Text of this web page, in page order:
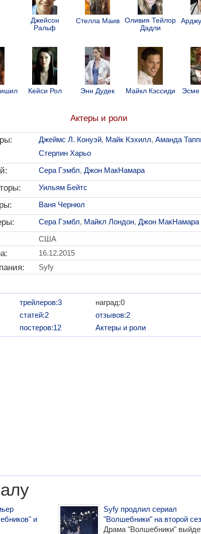
Джейсон
Ральф
Стелла Маив
Оливия Тейлор
Дадли
Кейси Рол Энн Дудек Майкл Кэссиди Эсме
Актеры и роли
Джеймс Л. Конуэй, Майк Кэхилл, Аманда
Стерлин Харьо
Сера Гэмбл, Джон МакНамара
Уильям Бейтс
Ваня Чернюл
Сера Гэмбл, Майкл Лондон, Джон МакНамара
США
16.12.2015
Syfy
трейлеров:3
статей:2
постеров:12
наград:0
отзывов:2
Актеры и роли
и
Syfy продлил сериал
"Волшебники" на второй
Драма "Волшебники"